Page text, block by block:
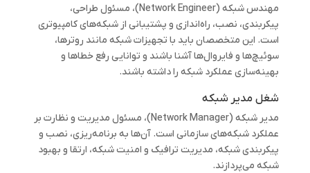
مهندس شبکه (Network Engineer)، مسئول طراحی،
پیکربندی، نصب، راه‌اندازی و پشتیبانی از شبکه‌های کامپیوتری
است. این متخصصان باید با تجهیزات شبکه مانند روترها،
سوئیچ‌ها و فایروال‌ها آشنا باشند و توانایی رفع خطاها و
بهینه‌سازی عملکرد شبکه را داشته باشند.
شغل مدیر شبکه
مدیر شبکه (Network Manager)، مسئول مدیریت و نظارت بر
عملکرد شبکه‌های سازمانی است. آن‌ها به برنامه‌ریزی، نصب و
پیکربندی شبکه، مدیریت ترافیک و امنیت شبکه، ارتقا و بهبود
شبکه می‌پردازند.